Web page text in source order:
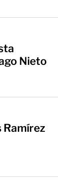
Nieto
Ramírez